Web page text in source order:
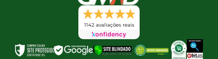
1142 avaliações reais